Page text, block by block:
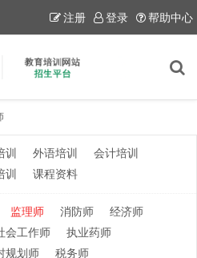
注册 登录 帮助中心
训 外语培训
会计培训
训 课程资料
监理师 消防师
经济师
会工作师
执业药师
规划师
税务师